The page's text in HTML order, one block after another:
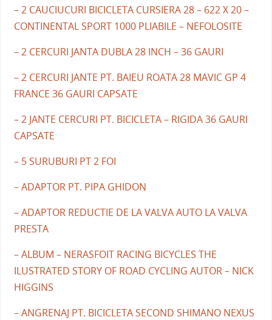
– 2 CAUCIUCURI BICICLETA CURSIERA 28 – 622 X 20 –
CONTINENTAL SPORT 1000 PLIABILE – NEFOLOSITE
– 2 CERCURI JANTA DUBLA 28 INCH – 36 GAURI
– 2 CERCURI JANTE PT. BAIEU ROATA 28 MAVIC GP 4
FRANCE 36 GAURI CAPSATE
– 2 JANTE CERCURI PT. BICICLETA – RIGIDA 36 GAURI
CAPSATE
– 5 SURUBURI PT 2 FOI
– ADAPTOR PT. PIPA GHIDON
– ADAPTOR REDUCTIE DE LA VALVA AUTO LA VALVA
PRESTA
– ALBUM – NERASFOIT RACING BICYCLES THE
ILUSTRATED STORY OF ROAD CYCLING AUTOR – NICK
HIGGINS
– ANGRENAJ PT. BICICLETA SECOND SHIMANO NEXUS